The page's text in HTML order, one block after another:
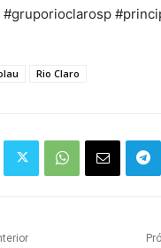
Rio Claro